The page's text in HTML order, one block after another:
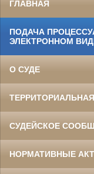
ГЛАВНАЯ
ПОДАЧА
ЭЛЕКТРОННОМ
О СУДЕ
СУДЕЙСКОЕ
НОРМАТИВНЫЕ